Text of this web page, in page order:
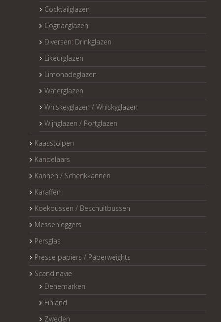
Cocktailglazen
Cognacglazen
Diversen: Drinkglazen
Likeurglazen
Limonadeglazen
Waterglazen
Whiskeyglazen / Whiskyglazen
Wijnglazen / Portglazen
Kaasstolpen
Kandelaars
Kannen / Schenkkannen
Karaffen
Koekbussen / Beschuitbussen
Messenleggers
Persglas
Presse papiers / Paperweights
Scandinavië
Denemarken
Finland
Zweden